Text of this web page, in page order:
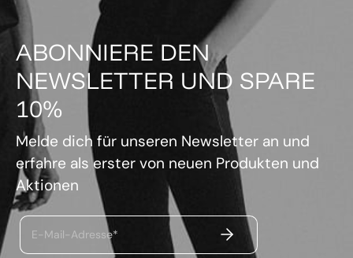
ABONNIERE DEN
NEWSLETTER UND SPARE
10%
Melde dich für unseren Newsletter an und
erfahre als erster von neuen Produkten und
Aktionen
E-Mail-Adresse* ABSENDEN